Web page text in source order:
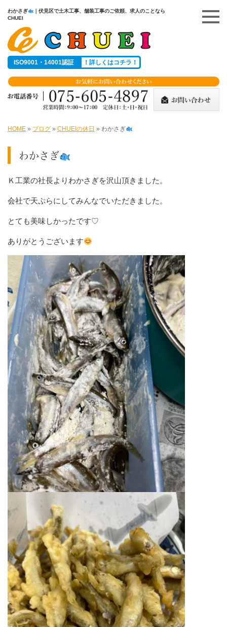
わかさぎ
｜伏見区で土木工事、舗装工事のご依頼、求人のことなら
CHUEI
ISO9001・14001認証 ！詳しくはコチラ！
HOME » ブログ » CHUEIの休日 » わかさぎ
わかさぎ
Ｋ工業の社長よりわかさぎを沢山頂きました。
会社で天ぷらにしてみんなでいただきました。
とても美味しかったです♡
ありがとうございます